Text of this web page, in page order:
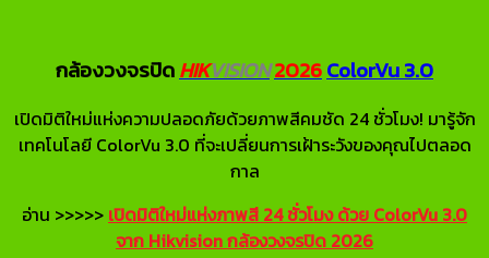
กล้องวงจรปิดHIKVISION2026ColorVu 3.0
เปิดมิติใหม่แห่งความปลอดภัยด้วยภาพสีคมชัด 24 ชั่วโมง! มารู้จัก
เทคโนโลยี ColorVu 3.0 ที่จะเปลี่ยนการเฝ้าระวังของคุณไปตลอด
กาล
อ่าน >>>>> เปิดมิติใหม่แห่งภาพสี 24 ชั่วโมง ด้วย ColorVu 3.0
จาก Hikvision กล้องวงจรปิด 2026